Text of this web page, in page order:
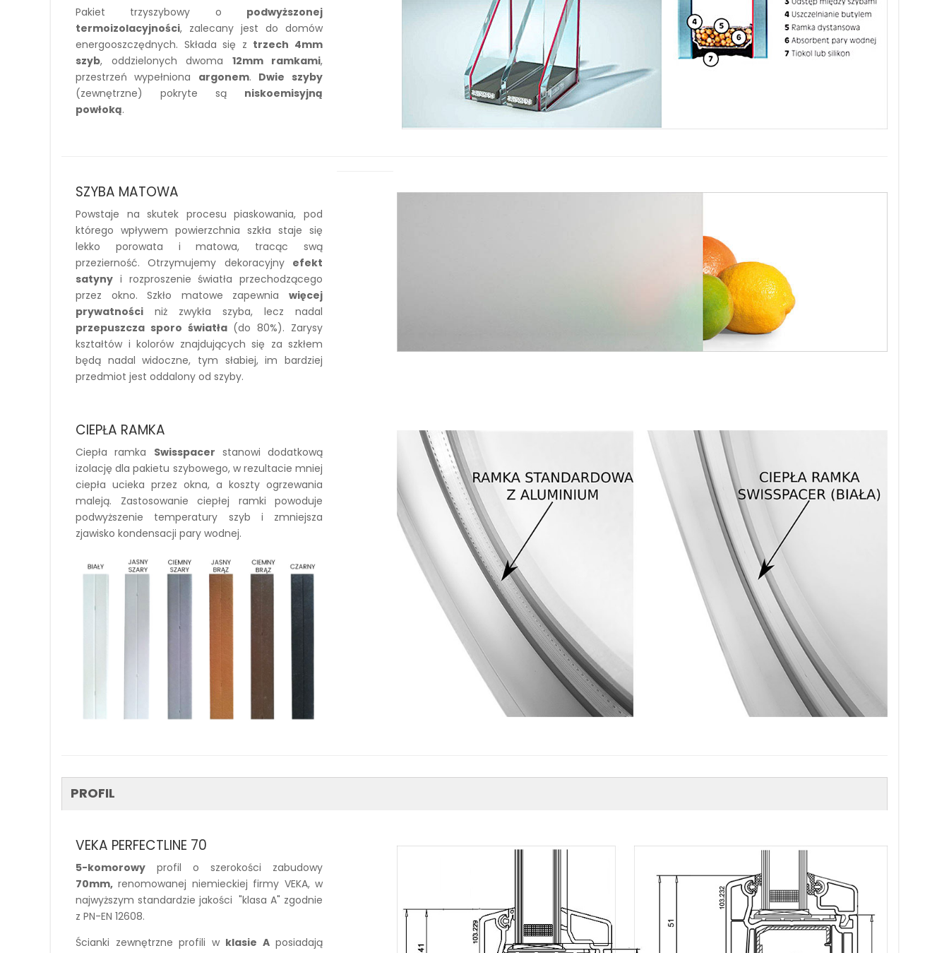
Pakiet trzyszybowy o podwyższonej
termoizolacyjności, zalecany jest do domów
energooszczędnych. Składa się z trzech 4mm
szyb, oddzielonych dwoma 12mm ramkami,
przestrzeń wypełniona argonem. Dwie szyby
(zewnętrzne) pokryte są niskoemisyjną
powłoką.
SZYBA MATOWA
Powstaje na skutek procesu piaskowania, pod
którego wpływem powierzchnia szkła staje się
lekko porowata i matowa, tracąc swą
przezierność. Otrzymujemy dekoracyjny efekt
satyny i rozproszenie światła przechodzącego
przez okno. Szkło matowe zapewnia więcej
prywatności niż zwykła szyba, lecz nadal
przepuszcza sporo światła(do 80%). Zarysy
kształtów i kolorów znajdujących się za szkłem
będą nadal widoczne, tym słabiej, im bardziej
przedmiot jest oddalony od szyby.
CIEPŁA RAMKA
Ciepła ramka Swisspacer stanowi dodatkową
izolację dla pakietu szybowego, w rezultacie mniej
ciepła ucieka przez okna, a koszty ogrzewania
maleją. Zastosowanie ciepłej ramki powoduje
podwyższenie temperatury szyb i zmniejsza
zjawisko kondensacji pary wodnej.
PROFIL
VEKA PERFECTLINE 70
5-komorowy profil o szerokości zabudowy
70mm, renomowanej niemieckiej firmy VEKA, w
najwyższym standardzie jakości "klasa A" zgodnie
z PN-EN 12608.
Ścianki zewnętrzne profili w klasie Aposiadają